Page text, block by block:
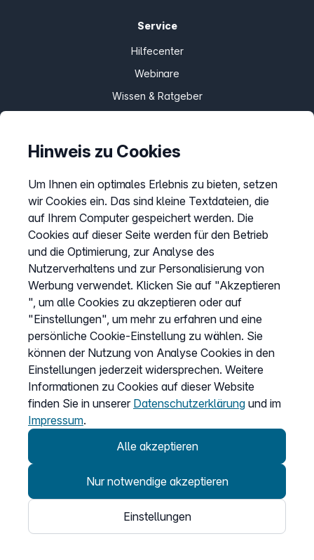
Service
Hilfecenter
Webinare
Wissen & Ratgeber
Kündigung
Kundenportal Login
Vertrag widerrufen
Easybell-App
Anleitung
Easybell - eine Marke der Dstny-Gruppe
Hinweis zu Cookies
Um Ihnen ein optimales Erlebnis zu bieten, setzen
wir Cookies ein. Das sind kleine Textdateien, die
auf Ihrem Computer gespeichert werden. Die
Cookies auf dieser Seite werden für den Betrieb
und die Optimierung, zur Analyse des
Nutzerverhaltens und zur Personalisierung von
Werbung verwendet. Klicken Sie auf "Akzeptieren
", um alle Cookies zu akzeptieren oder auf
"Einstellungen", um mehr zu erfahren und eine
persönliche Cookie-Einstellung zu wählen. Sie
können der Nutzung von Analyse Cookies in den
Einstellungen jederzeit widersprechen. Weitere
Informationen zu Cookies auf dieser Website
finden Sie in unserer Datenschutzerklärung und im
Impressum.
Alle akzeptieren
Nur notwendige akzeptieren
Einstellungen